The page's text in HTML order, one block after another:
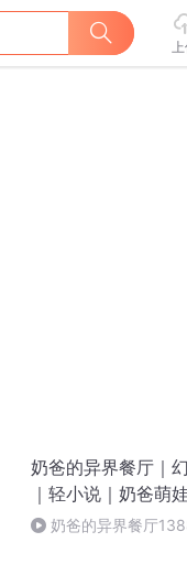
奶爸的异界餐厅｜
｜轻小说｜奶爸萌
有声剧
奶爸的异界餐厅